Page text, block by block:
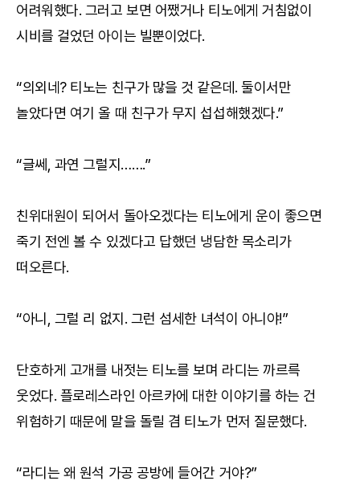
어려워했다. 그러고 보면 어쨌거나 티노에게 거침없이
시비를 걸었던 아이는 빌뿐이었다.
“의외네? 티노는 친구가 많을 것 같은데. 둘이서만
놀았다면 여기 올 때 친구가 무지 섭섭해했겠다.”
“글쎄, 과연 그럴지…….”
친위대원이 되어서 돌아오겠다는 티노에게 운이 좋으면
죽기 전엔 볼 수 있겠다고 답했던 냉담한 목소리가
떠오른다.
“아니, 그럴 리 없지. 그런 섬세한 녀석이 아니야!”
단호하게 고개를 내젓는 티노를 보며 라디는 까르륵
웃었다. 플로레스라인 아르카에 대한 이야기를 하는 건
위험하기 때문에 말을 돌릴 겸 티노가 먼저 질문했다.
“라디는 왜 원석 가공 공방에 들어간 거야?”